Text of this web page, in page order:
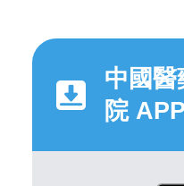
中國醫
院 APP